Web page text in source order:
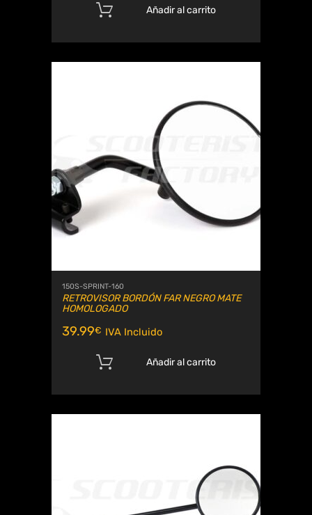
Añadir al carrito
150S-SPRINT-160
RETROVISOR BORDÓN FAR NEGRO MATE
HOMOLOGADO
39.99€ IVA Incluido
Añadir al carrito